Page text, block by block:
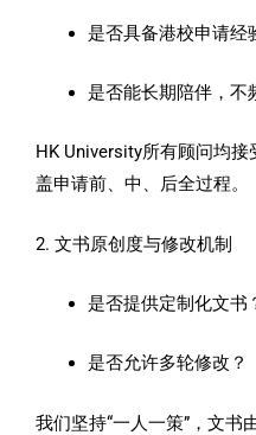
是否具备港校申请经
是否能长期陪伴，不
HK University所有顾问均
盖申请前、中、后全过程。
2. 文书原创度与修改机制
是否提供定制化文书
是否允许多轮修改？
我们坚持“一人一策”，文书